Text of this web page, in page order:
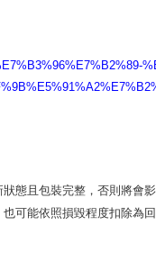
態且包裝完整，否則將會影
可能依照損毀程度扣除為回